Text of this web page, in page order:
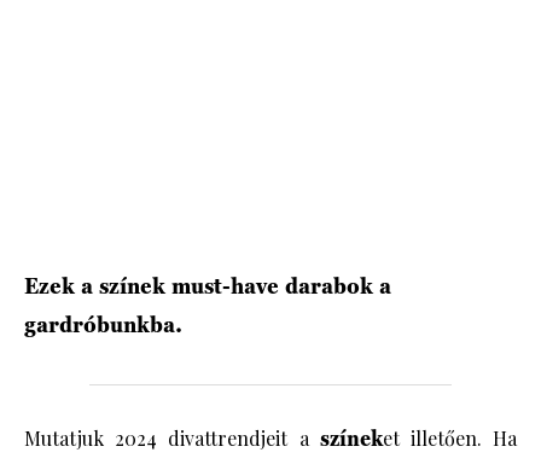
Ezek a színek must-have darabok a
gardróbunkba.
Mutatjuk 2024 divattrendjeit a színeket illetően. Ha